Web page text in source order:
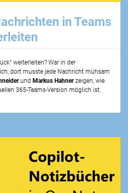
in Teams
weiterleiten? War in der
dort musste jede Nachricht mühsam
und Markus Hahnerzeigen, wie
365-Teams-Version möglich ist.